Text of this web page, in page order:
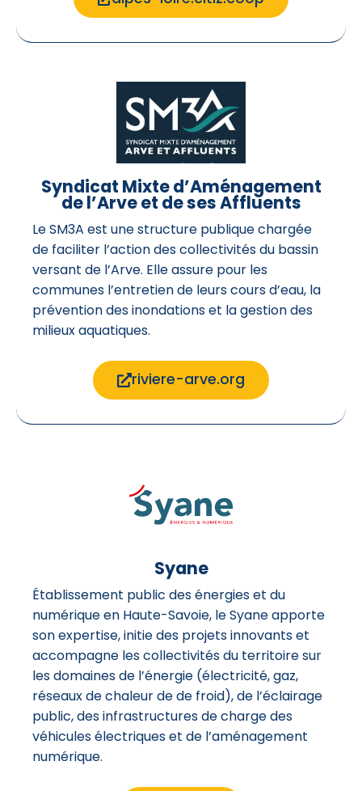
Syndicat Mixte d’Aménagement
de l’Arve et de ses Affluents
Le SM3A est une structure publique chargée
de faciliter l’action des collectivités du bassin
versant de l’Arve. Elle assure pour les
communes l’entretien de leurs cours d’eau, la
prévention des inondations et la gestion des
milieux aquatiques.
riviere-arve.org
Syane
Établissement public des énergies et du
numérique en Haute-Savoie, le Syane apporte
son expertise, initie des projets innovants et
accompagne les collectivités du territoire sur
les domaines de l’énergie (électricité, gaz,
réseaux de chaleur de de froid), de l’éclairage
public, des infrastructures de charge des
véhicules électriques et de l’aménagement
numérique.